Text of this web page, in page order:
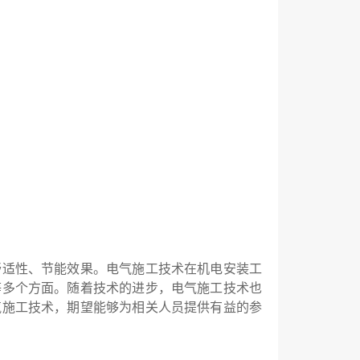
性、节能效果。电气施工技术在机电安装工
个方面。随着技术的进步，电气施工技术也
工技术，期望能够为相关人员提供有益的参